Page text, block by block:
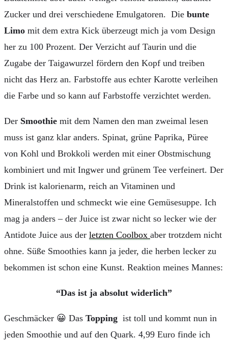
Zucker und drei verschiedene Emulgatoren. Die bunte
Limo mit dem extra Kick überzeugt mich ja vom Design
her zu 100 Prozent. Der Verzicht auf Taurin und die
Zugabe der Taigawurzel fördern den Kopf und treiben
nicht das Herz an. Farbstoffe aus echter Karotte verleihen
die Farbe und so kann auf Farbstoffe verzichtet werden.
Der Smoothie mit dem Namen den man zweimal lesen
muss ist ganz klar anders. Spinat, grüne Paprika, Püree
von Kohl und Brokkoli werden mit einer Obstmischung
kombiniert und mit Ingwer und grünem Tee verfeinert. Der
Drink ist kalorienarm, reich an Vitaminen und
Mineralstoffen und schmeckt wie eine Gemüsesuppe. Ich
mag ja anders – der Juice ist zwar nicht so lecker wie der
Antidote Juice aus der letzten Coolbox aber trotzdem nicht
ohne. Süße Smoothies kann ja jeder, die herben lecker zu
bekommen ist schon eine Kunst. Reaktion meines Mannes:
“Das ist ja absolut widerlich”
Geschmäcker 😀 Das Topping ist toll und kommt nun in
jeden Smoothie und auf den Quark. 4,99 Euro finde ich